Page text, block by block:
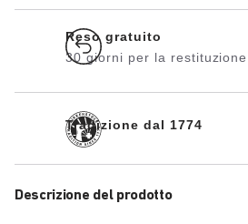
Reso gratuito
30 giorni per la restituzione
Tradizione dal 1774
Descrizione del prodotto